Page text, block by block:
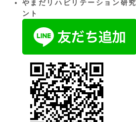
やまだリハビリテーション研
ント